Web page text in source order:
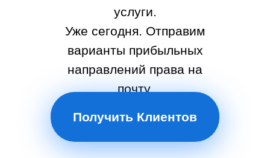
услуги.
Уже сегодня. Отправим
варианты прибыльных
направлений права на
почту.
Получить Клиентов